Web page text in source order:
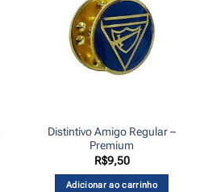
Distintivo Amigo Regular –
Premium
R$9,50
Adicionar ao carrinho